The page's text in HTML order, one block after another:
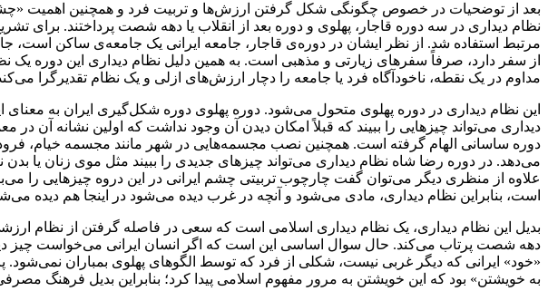
بعد از توضحیات در خصوص چگونگی شکل گرفتن ارزش‌ها و تربیت فرد و همچنین اهمیت
نظام دیداری در سه دوره قاجار، پهلوی و دوره بعد از انقلاب یا دهه شصت پرداختند. برای
مرتبط استفاده شد. از نظر ایشان در دوره‌ی قاجار، جامعه ایرانی یک جامعه‌ی ساکن است،
از سفر دارد، صرفاً سفرهای زیارتی و مذهبی است. به همین دلیل نظام دیداری این دوره یک
مداوم در یک نقطه، ناخودآگاه فرد یا جامعه را دچار ارزش‌های ازلی و یک نظام تقدیرگرا
این نظام دیداری در دوره پهلوی متحول می‌شود. دوره پهلوی دوره شکل‌گیری ایران به معنای
دیداری می‌تواند چیزهایی را ببیند که قبلاً امکان دیدن آن وجود نداشت که اولین نشانه آن در
دوره ساسانی الهام گرفته است. همچنین نصب مجسمه‌هایی در شهر مانند مجسمه خیام،
می‌دهد. در دوره رضا شاه نظام دیداری می‌تواند چیزهای جدیدی را ببیند مثل موی زنان یا
علاوه از منظری دیگر می‌توان گفت چارچوب تربیتی چشم ایرانی در این دروه چیزهایی را
است، بنابراین نظام دیداری، مادی می‌شود و آنچه در غرب دیده می‌شود در اینجا هم دیده
بدیل این نظام دیداری، یک نظام دیداری اسلامی است که سعی در فاصله گرفتن از نظام
دهه شصت پرتاب می‌کند. حال سوال اساسی این است که اگر انسان ایرانی می‌خواست چیز
«خود» ایرانی که دیگر غربی نیست، شکلی از فرد که توسط الگوهای پهلوی بمباران
به خویشتن» بود که این خویشتن به مرور مفهوم اسلامی پیدا کرد؛ بنابراین بدیل فرهنگ